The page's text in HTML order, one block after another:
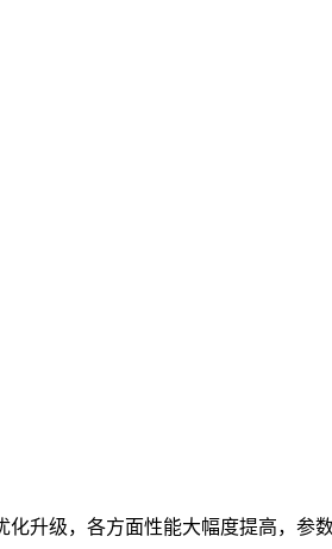
升级，各方面性能大幅度提高，参